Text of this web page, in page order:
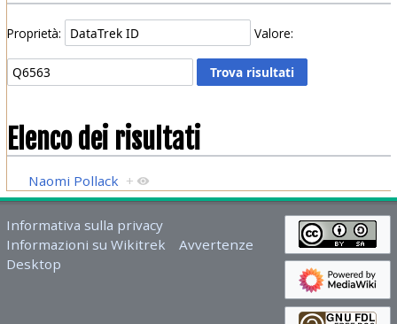
Proprietà: Valore:
Elenco dei risultati
Naomi Pollack +
Informativa sulla privacy
Informazioni su Wikitrek
Avvertenze
Desktop